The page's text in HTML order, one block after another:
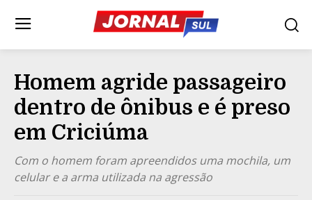
Homem agride passageiro
dentro de ônibus e é preso
em Criciúma
Com o homem foram apreendidos uma mochila, um
celular e a arma utilizada na agressão